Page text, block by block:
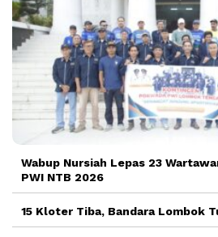
Wabup Nursiah Lepas 23
PWI NTB 2026
15 Kloter Tiba, Bandara Lombok